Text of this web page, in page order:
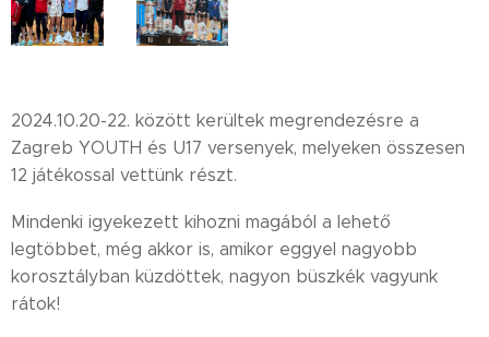
2024.10.20-22. között kerültek megrendezésre a
Zagreb YOUTH és U17 versenyek, melyeken összesen
12 játékossal vettünk részt.
Mindenki igyekezett kihozni magából a lehető
legtöbbet, még akkor is, amikor eggyel nagyobb
korosztályban küzdöttek, nagyon büszkék vagyunk
rátok!